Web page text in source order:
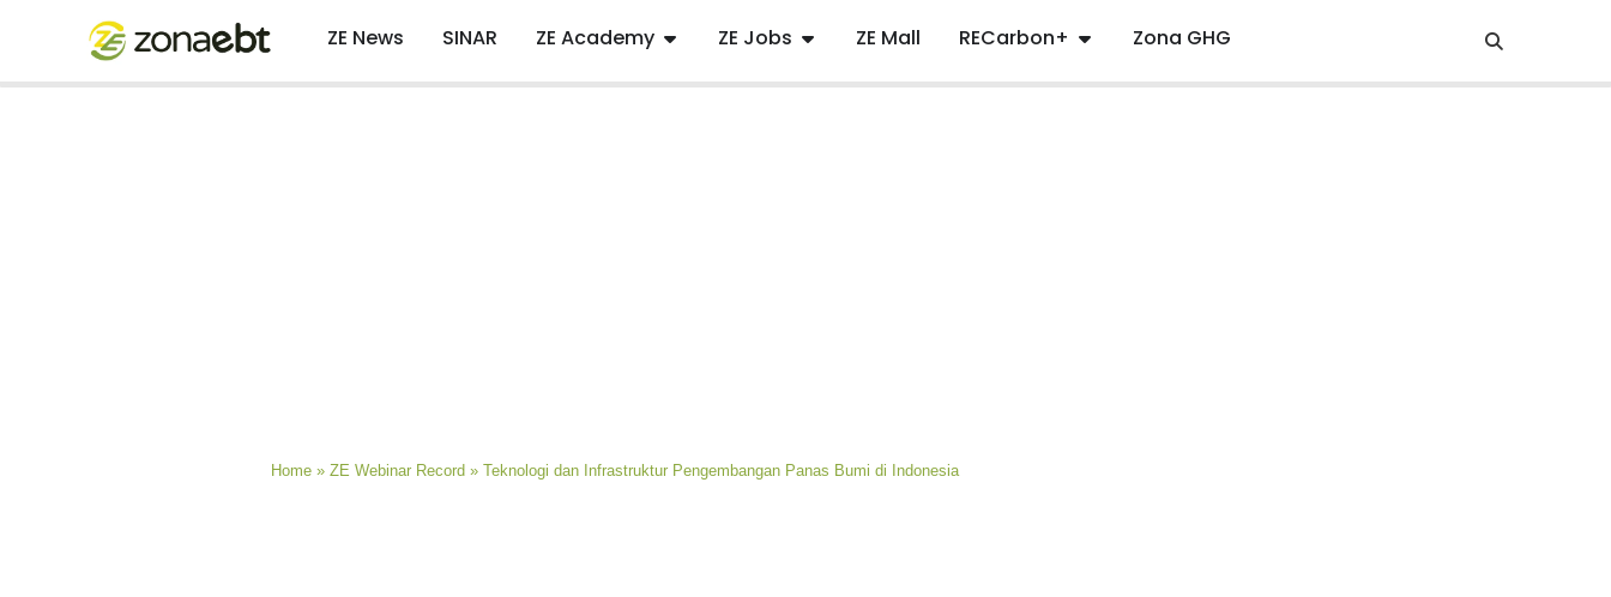
ZE News SINAR ZE Academy ZE Jobs ZE Mall RECarbon+ Zona GHG
Home » ZE Webinar Record » Teknologi dan Infrastruktur Pengembangan Panas Bumi di Indonesia